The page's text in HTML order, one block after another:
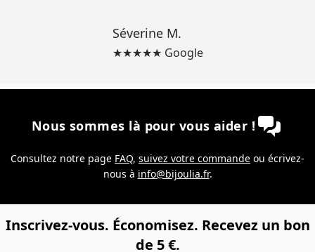
Séverine M.
★★★★★ Google
Nous sommes là pour vous aider !
Consultez notre page FAQ, suivez votre commande ou écrivez-
nous à info@bijoulia.fr.
Inscrivez-vous. Économisez. Recevez un bon
de 5 €.